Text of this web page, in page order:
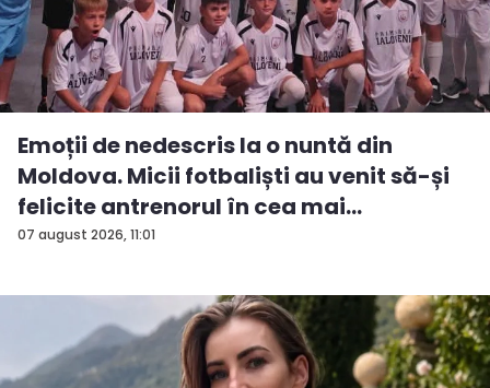
07 august 2026, 11:01
Emoții de nedescris la o nuntă din
Moldova. Micii fotbaliști au venit să-și
felicite antrenorul în cea mai
importan...